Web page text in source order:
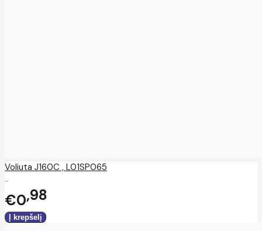
Voliuta J160C , L01SP065
..
€0 98